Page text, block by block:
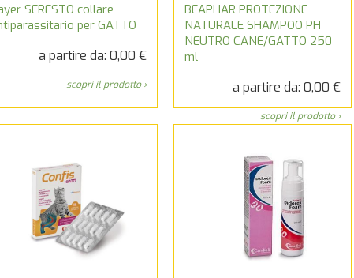
SERESTO collare
per GATTO
a partire da: 0,00 €
scopri il prodotto ›
BEAPHAR PROTEZIONE
NATURALE SHAMPOO PH
NEUTRO CANE/GATTO 250
ml
a partire da: 0,00 €
scopri il prodotto ›